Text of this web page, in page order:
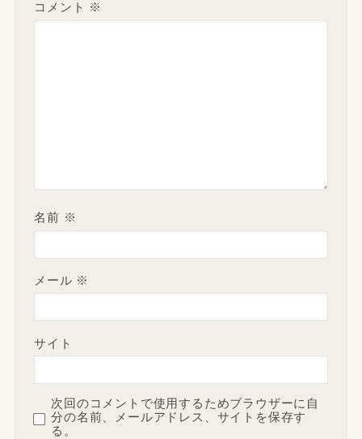
コメント ※
名前 ※
メール ※
サイト
次回のコメントで使用するためブラウザーに自
分の名前、メールアドレス、サイトを保存す
る。